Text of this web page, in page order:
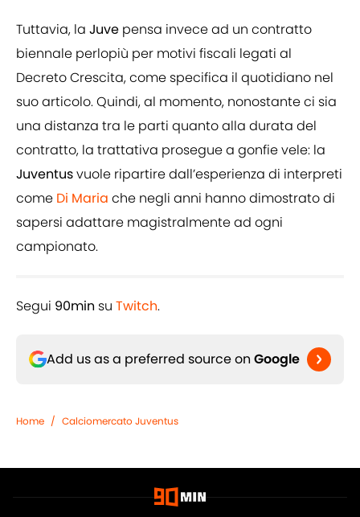
Tuttavia, la Juve pensa invece ad un contratto
biennale perlopiù per motivi fiscali legati al
Decreto Crescita, come specifica il quotidiano nel
suo articolo. Quindi, al momento, nonostante ci sia
una distanza tra le parti quanto alla durata del
contratto, la trattativa prosegue a gonfie vele: la
Juventusvuole ripartire dall’esperienza di interpreti
come Di Maria che negli anni hanno dimostrato di
sapersi adattare magistralmente ad ogni
campionato.
Segui 90min su Twitch.
Add us as a preferred source on Google
Home / Calciomercato Juventus